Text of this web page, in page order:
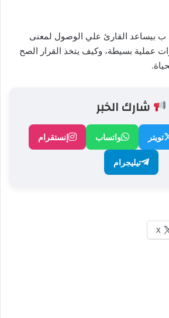
ب بيساعد القارئ علي الوصول لمعنى
عملية بسيطة، وكيف يتخذ القرار الصح
شارك الخبر
تويتر واتساب إنستقرام
تيليجرام
X